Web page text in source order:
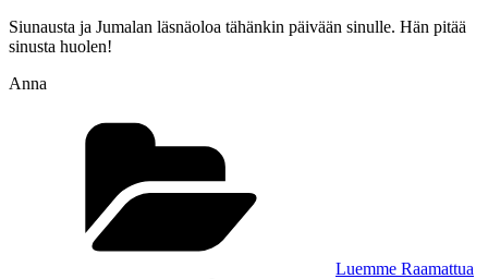
Siunausta ja Jumalan läsnäoloa tähänkin päivään sinulle. Hän pitää
sinusta huolen!
Anna
Luemme Raamattua